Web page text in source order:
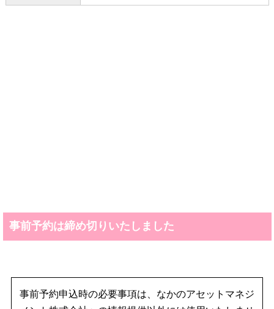
事前予約は締め切りいたしました
事前予約申込時の必要事項は、なかのアセットマネジ